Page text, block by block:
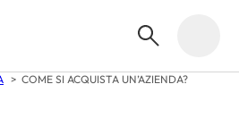
COME SI ACQUISTA UN’AZIENDA?